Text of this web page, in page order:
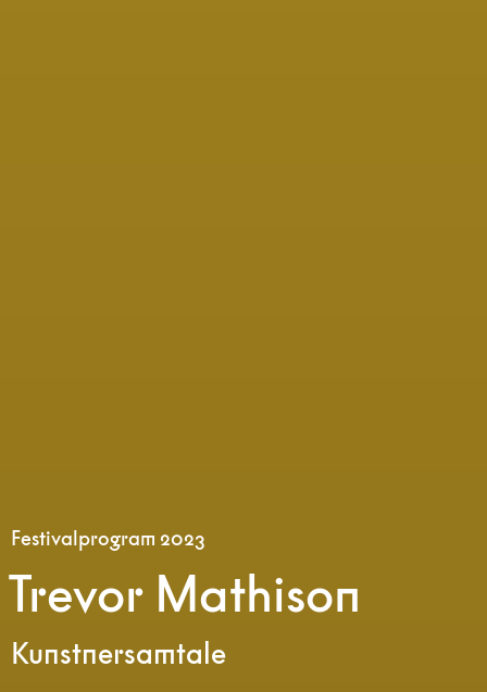
Festivalprogram 2023
Trevor Mathison
Kunstnersamtale